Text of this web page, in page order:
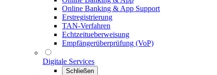
Online Banking & App Support
Erstregistrierung
TAN-Verfahren
Echtzeitueberweisung
Empfängerüberprüfung (VoP)
Digitale Services
Schließen